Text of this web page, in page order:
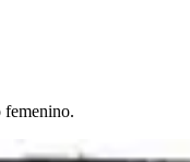
femenino.